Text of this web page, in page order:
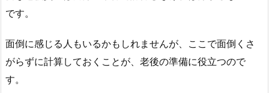
です。
面倒に感じる人もいるかもしれませんが、ここで面倒くさ
がらずに計算しておくことが、老後の準備に役立つので
す。